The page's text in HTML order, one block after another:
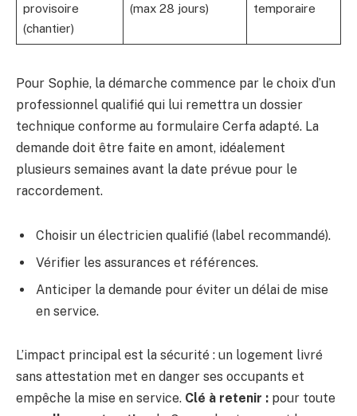
provisoire
(chantier)
(max 28 jours)
temporaire
Pour Sophie, la démarche commence par le choix d’un
professionnel qualifié qui lui remettra un dossier
technique conforme au formulaire Cerfa adapté. La
demande doit être faite en amont, idéalement
plusieurs semaines avant la date prévue pour le
raccordement.
Choisir un électricien qualifié (label recommandé).
Vérifier les assurances et références.
Anticiper la demande pour éviter un délai de mise
en service.
L’impact principal est la sécurité : un logement livré
sans attestation met en danger ses occupants et
empêche la mise en service. Clé à retenir : pour toute